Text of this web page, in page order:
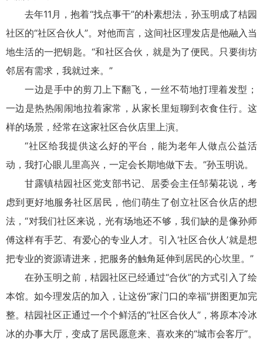
去年11月，抱着“找点事干”的朴素想法，孙玉明成了桔园
社区的“社区合伙人”。对他而言，这间社区理发店是他融入当
地生活的一把钥匙。“和社区合伙，就是为了便民。只要街坊
邻居有需求，我就过来。”
一边是手中的剪刀上下翻飞，一丝不苟地打理着发型；
一边是热热闹闹地拉着家常，从家长里短聊到衣食住行。这
样的场景，经常在这家社区合伙店里上演。
“社区给我提供这么好的平台，能为老年人做点公益活
动，我打心眼儿里高兴，一定会长期地做下去。”孙玉明说。
甘露镇桔园社区党支部书记、居委会主任邹菊花说，考
虑到更好地服务社区居民，他们萌生了创立社区合伙店的想
法，“对我们社区来说，光有场地还不够，我们缺的是像孙师
傅这样有手艺、有爱心的专业人才。引入‘社区合伙人’就是想
把专业的资源请进来，把服务的触角延伸到居民的心坎里。”
在孙玉明之前，桔园社区已经通过“合伙”的方式引入了绘
本馆。如今理发店的加入，让这份“家门口的幸福”拼图更加完
整。桔园社区正通过一个个鲜活的“社区合伙人”，将原本冷冰
冰的办事大厅，变成了居民愿意来、喜欢来的“城市会客厅”。